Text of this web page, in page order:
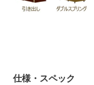
仕様・スペック